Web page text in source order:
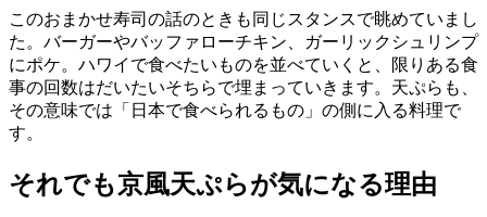
このおまかせ寿司の話のときも同じスタンスで眺めていまし
た。バーガーやバッファローチキン、ガーリックシュリンプ
にポケ。ハワイで食べたいものを並べていくと、限りある食
事の回数はだいたいそちらで埋まっていきます。天ぷらも、
その意味では「日本で食べられるもの」の側に入る料理で
す。
それでも京風天ぷらが気になる理由